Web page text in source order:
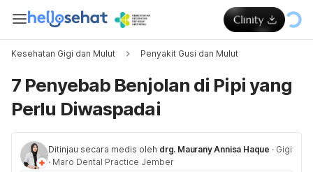
Kesehatan Gigi dan Mulut Penyakit Gusi dan Mulut
7 Penyebab Benjolan di Pipi yang
Perlu Diwaspadai
Ditinjau secara medis oleh drg. Maurany Annisa Haque · Gigi
· Maro Dental Practice Jember